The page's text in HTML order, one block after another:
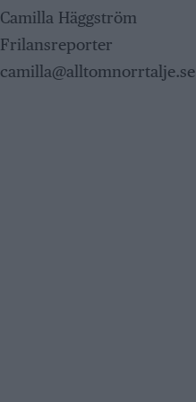
Camilla Häggström
Frilansreporter
camilla@alltomnorrtalje.se